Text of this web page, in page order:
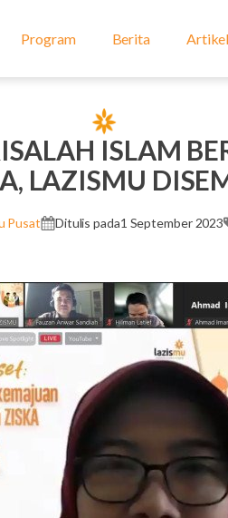
Program Berita Artikel
ISLAM
LAZISMU
Pusat Ditulis pada1 September 2023